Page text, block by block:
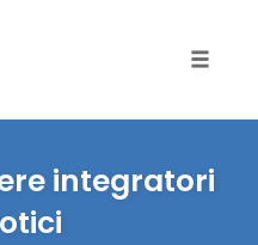
integratori